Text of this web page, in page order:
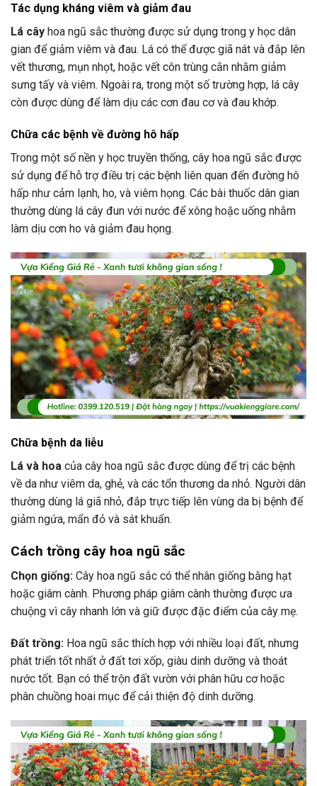
Tác dụng kháng viêm và giảm đau
Lá cây hoa ngũ sắc thường được sử dụng trong y học dân
gian để giảm viêm và đau. Lá có thể được giã nát và đắp lên
vết thương, mụn nhọt, hoặc vết côn trùng cắn nhằm giảm
sưng tấy và viêm. Ngoài ra, trong một số trường hợp, lá cây
còn được dùng để làm dịu các cơn đau cơ và đau khớp.
Chữa các bệnh về đường hô hấp
Trong một số nền y học truyền thống, cây hoa ngũ sắc được
sử dụng để hỗ trợ điều trị các bệnh liên quan đến đường hô
hấp như cảm lạnh, ho, và viêm họng. Các bài thuốc dân gian
thường dùng lá cây đun với nước để xông hoặc uống nhằm
làm dịu cơn ho và giảm đau họng.
Chữa bệnh da liễu
Lá và hoa của cây hoa ngũ sắc được dùng để trị các bệnh
về da như viêm da, ghẻ, và các tổn thương da nhỏ. Người dân
thường dùng lá giã nhỏ, đắp trực tiếp lên vùng da bị bệnh để
giảm ngứa, mẩn đỏ và sát khuẩn.
Cách trồng cây hoa ngũ sắc
Chọn giống: Cây hoa ngũ sắc có thể nhân giống bằng hạt
hoặc giâm cành. Phương pháp giâm cành thường được ưa
chuộng vì cây nhanh lớn và giữ được đặc điểm của cây mẹ.
Đất trồng: Hoa ngũ sắc thích hợp với nhiều loại đất, nhưng
phát triển tốt nhất ở đất tơi xốp, giàu dinh dưỡng và thoát
nước tốt. Bạn có thể trộn đất vườn với phân hữu cơ hoặc
phân chuồng hoai mục để cải thiện độ dinh dưỡng.